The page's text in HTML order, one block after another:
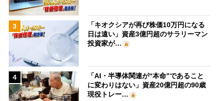
3
「キオクシアが再び株価10万円になる
日は遠い」資産3億円超のサラリーマン
投資家が…
4
「AI・半導体関連が“本命”であること
に変わりはない」資産20億円超の90歳
現役トレー…